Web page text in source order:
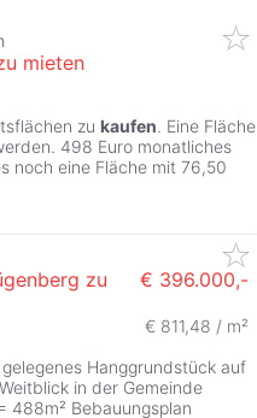
mieten
zu kaufen. Eine Fläche
498 Euro monatliches
noch eine Fläche mit 76,50
zu
€ 396.000,-
€ 811,48 / m²
Hanggrundstück auf
in der Gemeinde
488m² Bebauungsplan